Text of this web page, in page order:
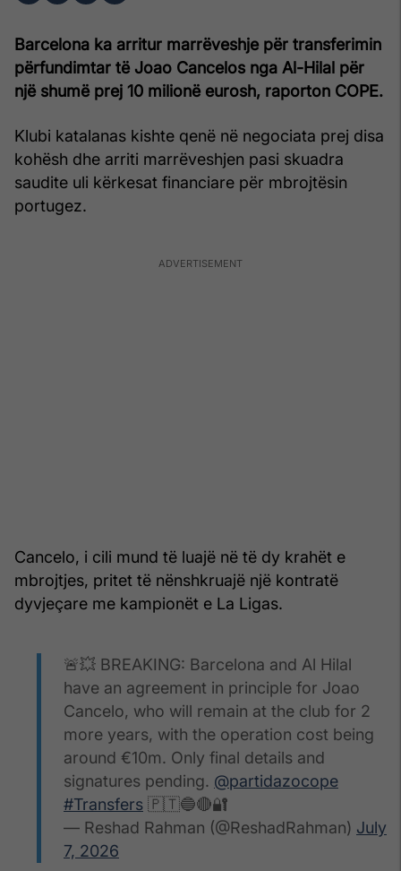
Barcelona ka arritur marrëveshje për transferimin
përfundimtar të Joao Cancelos nga Al-Hilal për
një shumë prej 10 milionë eurosh, raporton COPE.
Klubi katalanas kishte qenë në negociata prej disa
kohësh dhe arriti marrëveshjen pasi skuadra
saudite uli kërkesat financiare për mbrojtësin
portugez.
Cancelo, i cili mund të luajë në të dy krahët e
mbrojtjes, pritet të nënshkruajë një kontratë
dyvjeçare me kampionët e La Ligas.
🚨💥 BREAKING: Barcelona and Al Hilal
have an agreement in principle for Joao
Cancelo, who will remain at the club for 2
more years, with the operation cost being
around €10m. Only final details and
signatures pending. @partidazocope
#Transfers 🇵🇹🔵🔴🔐
— Reshad Rahman (@ReshadRahman) July
7, 2026